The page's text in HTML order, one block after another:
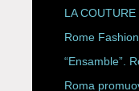
LA
CON
ROBERTA
Rome
“Ensamble”.
Storici
Roma